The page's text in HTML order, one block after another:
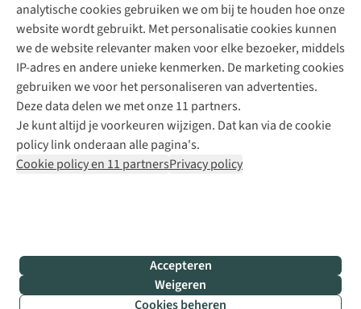
analytische cookies gebruiken we om bij te houden hoe onze
website wordt gebruikt. Met personalisatie cookies kunnen
we de website relevanter maken voor elke bezoeker, middels
IP-adres en andere unieke kenmerken. De marketing cookies
gebruiken we voor het personaliseren van advertenties.
Deze data delen we met onze 11 partners.
Je kunt altijd je voorkeuren wijzigen. Dat kan via de cookie
policy link onderaan alle pagina's.
Cookie policy en 11 partnersPrivacy policy
Accepteren
Weigeren
Cookies beheren
Contactformulier
Bever
B.V.